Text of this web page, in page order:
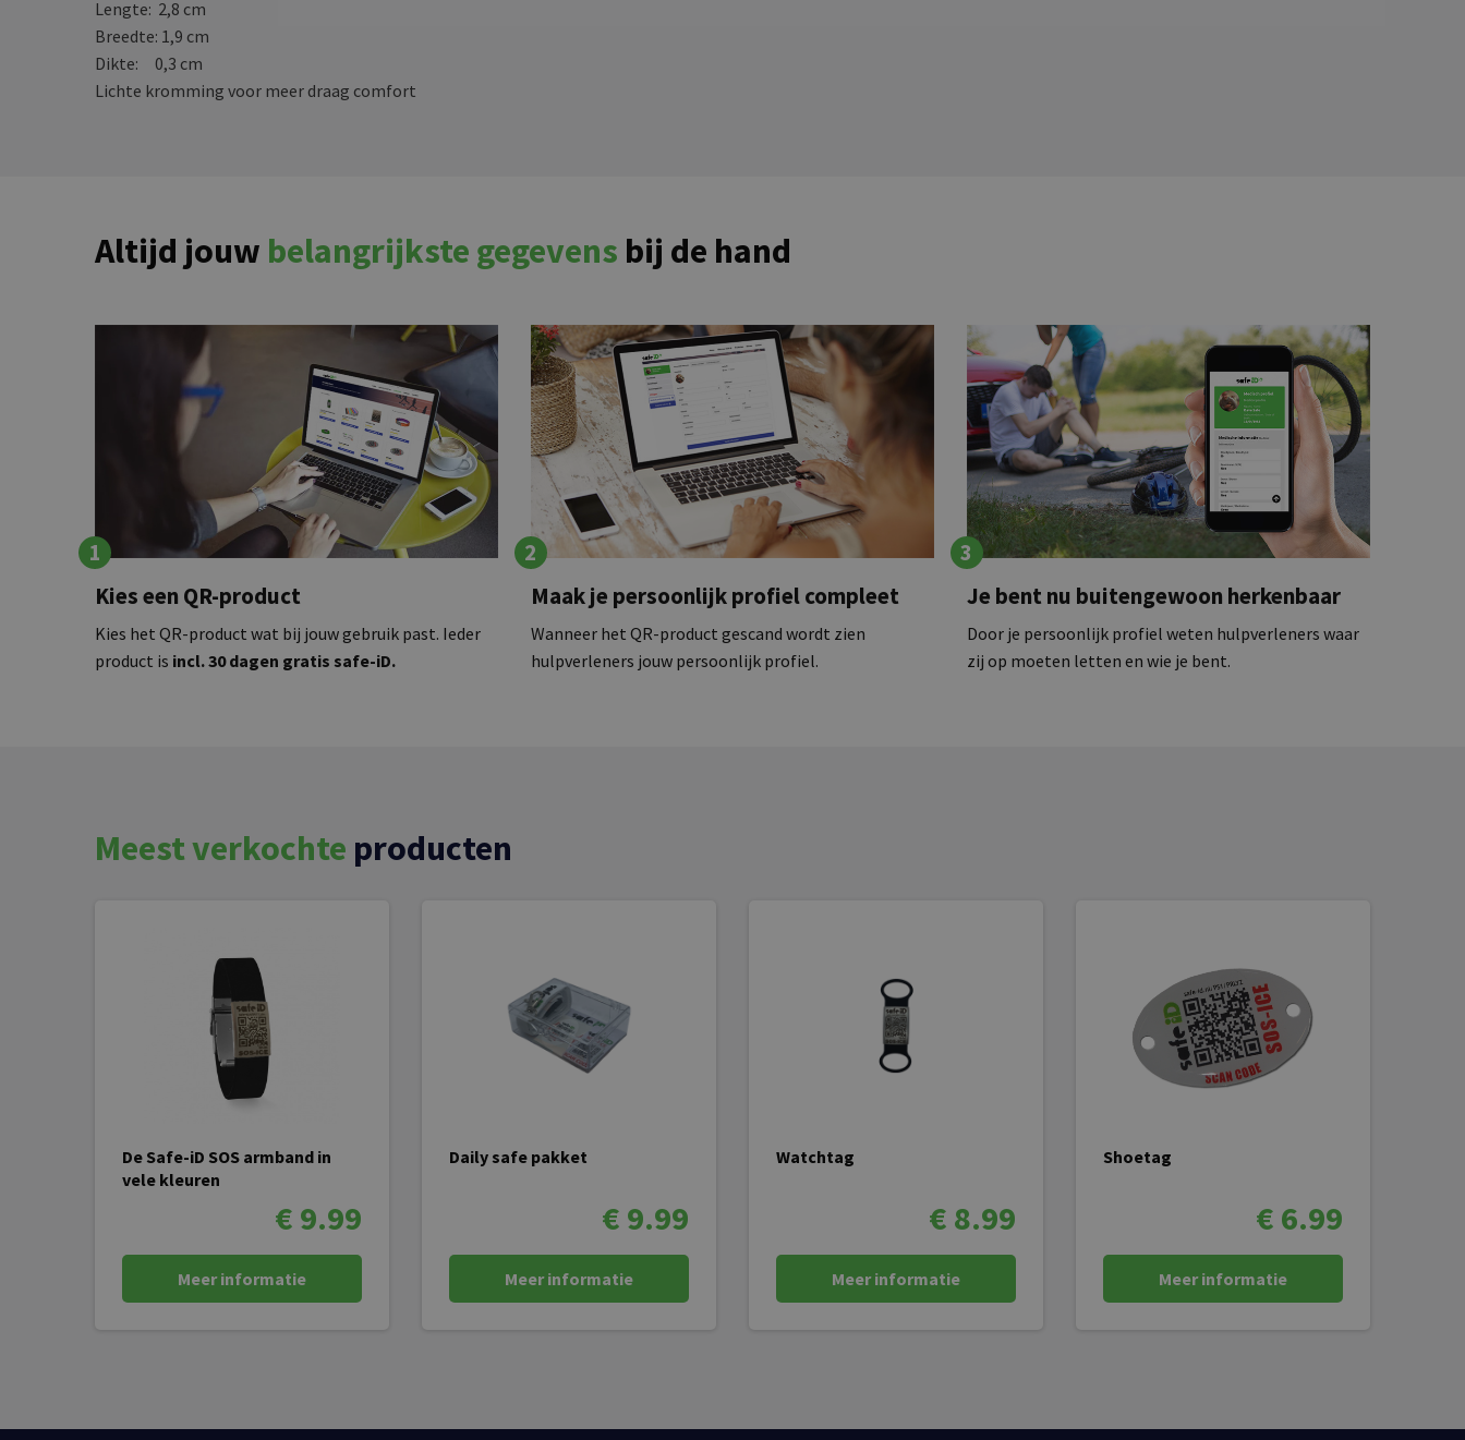
Lengte: 2,8 cm
Breedte: 1,9 cm
Dikte: 0,3 cm
Lichte kromming voor meer draag comfort
Altijd jouw belangrijkste gegevens bij de hand
1
Kies een QR-product
Kies het QR-product wat bij jouw gebruik past. Ieder
product is incl. 30 dagen gratis safe-iD.
2
Maak je persoonlijk profiel compleet
Wanneer het QR-product gescand wordt zien
hulpverleners jouw persoonlijk profiel.
3
Je bent nu buitengewoon herkenbaar
Door je persoonlijk profiel weten hulpverleners waar
zij op moeten letten en wie je bent.
Meest verkochte producten
De Safe-iD SOS armband in
vele kleuren
€ 9.99
Meer informatie
Daily safe pakket
€ 9.99
Meer informatie
Watchtag
€ 8.99
Meer informatie
Shoetag
€ 6.99
Meer informatie